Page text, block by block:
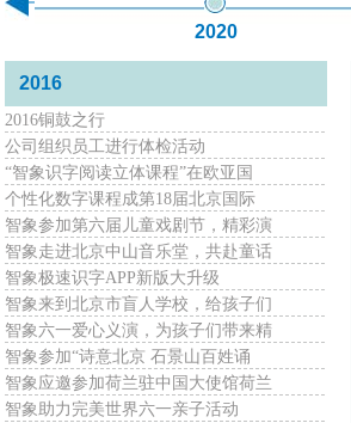
2020
2016
2016铜鼓之行
公司组织员工进行体检活动
“智象识字阅读立体课程”在欧亚国
个性化数字课程成第18届北京国际
智象参加第六届儿童戏剧节，精彩演
智象走进北京中山音乐堂，共赴童话
智象极速识字APP新版大升级
智象来到北京市盲人学校，给孩子们
智象六一爱心义演，为孩子们带来精
智象参加“诗意北京 石景山百姓诵
智象应邀参加荷兰驻中国大使馆荷兰
智象助力完美世界六一亲子活动